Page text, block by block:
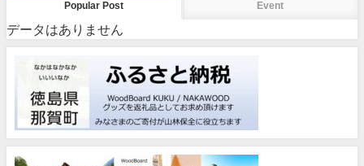
Popular Post Event
データはありません